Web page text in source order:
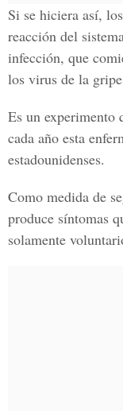
Si se hiciera así,
reacción del
infección, que
los virus de la
Es un experimento
cada año esta
estadounidenses.
Como medida de
produce síntomas
solamente